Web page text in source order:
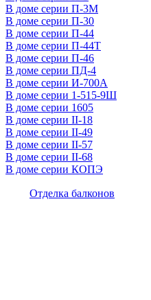
В доме серии П-3М
В доме серии П-30
В доме серии П-44
В доме серии П-44Т
В доме серии П-46
В доме серии ПД-4
В доме серии И-700А
В доме серии 1-515-9Ш
В доме серии 1605
В доме серии II-18
В доме серии II-49
В доме серии II-57
В доме серии II-68
В доме серии КОПЭ
Отделка балконов